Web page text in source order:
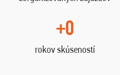
+0
rokov skúseností